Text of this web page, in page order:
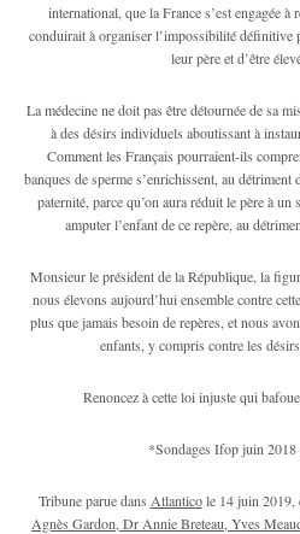
international, que la France s’est engagée à
conduirait à organiser l’impossibilité définitive
leur père et d’être
La médecine ne doit pas être détournée de sa
à des désirs individuels aboutissant à
Comment les Français pourraient-ils
banques de sperme s’enrichissent, au détriment
paternité, parce qu’on aura réduit le père à
amputer l’enfant de ce repère, au
Monsieur le président de la République, la
nous élevons aujourd’hui ensemble contre
plus que jamais besoin de repères, et nous
enfants, y compris contre les
Renoncez à cette loi injuste qui
*Sondages Ifop juin
Tribune parue dans Atlanticole 14 juin 2019,
Agnès Gardon, Dr Annie Breteau, Yves